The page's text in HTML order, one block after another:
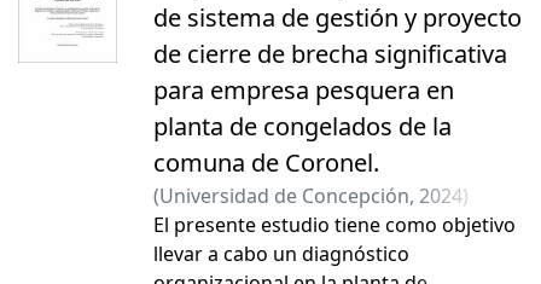
de sistema de gestión y proyecto
de cierre de brecha significativa
para empresa pesquera en
planta de congelados de la
comuna de Coronel.
(Universidad de Concepción, 2024)
Rodriguez Delgado, Gloria Andrea;
Gutiérrez Henríquez, Manuel Tolindor
El presente estudio tiene como objetivo
llevar a cabo un diagnóstico